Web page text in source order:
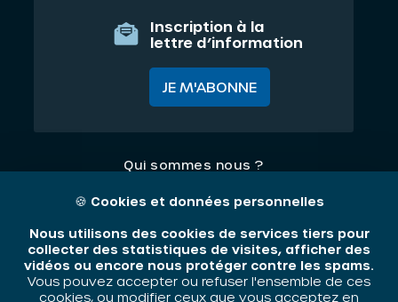
Inscription à la
lettre d’information
JE M'ABONNE
Qui sommes nous ?
Nos thématiques
Mentions légales
🍪 Cookies et données personnelles
Nous utilisons des cookies de services tiers pour
collecter des statistiques de visites, afficher des
vidéos ou encore nous protéger contre les spams.
Vous pouvez accepter ou refuser l'ensemble de ces
cookies, ou modifier ceux que vous acceptez en